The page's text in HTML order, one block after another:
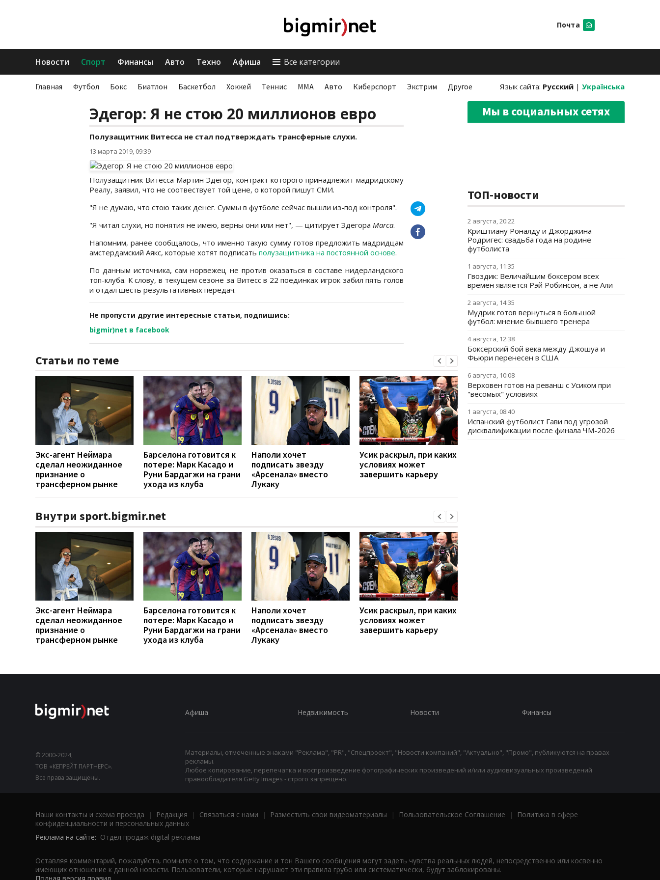
Почта
Новости Спорт Финансы Авто Техно Афиша Все категории
Главная Футбол Бокс Биатлон Баскетбол Хоккей Теннис ММА Авто Киберспорт Экстрим Другое Язык сайта: Русский | Українська
Эдегор: Я не стою 20 миллионов евро
Полузащитник Витесса не стал подтверждать трансферные слухи.
13 марта 2019, 09:39
Полузащитник Витесса Мартин Эдегор, контракт которого принадлежит мадридскому
Реалу, заявил, что не соотвествует той цене, о которой пишут СМИ.
"Я не думаю, что стою таких денег. Суммы в футболе сейчас вышли из-под контроля".
"Я читал слухи, но понятия не имею, верны они или нет", — цитирует Эдегора Marca.
Напомним, ранее сообщалось, что именно такую сумму готов предложить мадридцам
амстердамский Аякс, которые хотят подписать полузащитника на постоянной основе.
По данным источника, сам норвежец не против оказаться в составе нидерландского
топ-клуба. К слову, в текущем сезоне за Витесс в 22 поединках игрок забил пять голов
и отдал шесть результативных передач.
Не пропусти другие интересные статьи, подпишись:
bigmir)net в facebook
Статьи по теме
Экс-агент Неймара
сделал неожиданное
признание о
трансферном рынке
Барселона готовится к
потере: Марк Касадо и
Руни Бардагжи на грани
ухода из клуба
Наполи хочет
подписать звезду
«Арсенала» вместо
Лукаку
Усик раскрыл, при каких
условиях может
завершить карьеру
Внутри sport.bigmir.net
Экс-агент Неймара
сделал неожиданное
признание о
трансферном рынке
Барселона готовится к
потере: Марк Касадо и
Руни Бардагжи на грани
ухода из клуба
Наполи хочет
подписать звезду
«Арсенала» вместо
Лукаку
Усик раскрыл, при каких
условиях может
завершить карьеру
Мы в социальных сетях
ТОП-новости
2 августа, 20:22
Криштиану Роналду и Джорджина
Родригес: свадьба года на родине
футболиста
1 августа, 11:35
Гвоздик: Величайшим боксером всех
времен является Рэй Робинсон, а не Али
2 августа, 14:35
Мудрик готов вернуться в большой
футбол: мнение бывшего тренера
4 августа, 12:38
Боксерский бой века между Джошуа и
Фьюри перенесен в США
6 августа, 10:08
Верховен готов на реванш с Усиком при
"весомых" условиях
1 августа, 08:40
Испанский футболист Гави под угрозой
дисквалификации после финала ЧМ-2026
© 2000-2024,
ТОВ «КЕПРЕЙТ ПАРТНЕРС».
Все права защищены.
Афиша Недвижимость Новости Финансы
Материалы, отмеченные знаками "Реклама", "PR", "Спецпроект", "Новости компаний", "Актуально", "Промо", публикуются на правах
рекламы.
Любое копирование, перепечатка и воспроизведение фотографических произведений и/или аудиовизуальных произведений
правообладателя Getty Images - строго запрещено.
Наши контакты и схема проезда | Редакция | Связаться с нами | Разместить свои видеоматериалы | Пользовательское Соглашение |
Политика в сфере
конфиденциальности и персональных данных
Реклама на сайте: Отдел продаж digital рекламы
Оставляя комментарий, пожалуйста, помните о том, что содержание и тон Вашего сообщения могут задеть чувства реальных людей, непосредственно или косвенно
имеющих отношение к данной новости. Пользователи, которые нарушают эти правила грубо или систематически, будут заблокированы.